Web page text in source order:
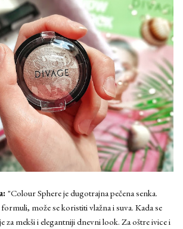
"Colour Sphere je dugotrajna pečena senka.
može se koristiti vlažna i suva. Kada se
za mekši i elegantniji dnevni look. Za oštre ivice i